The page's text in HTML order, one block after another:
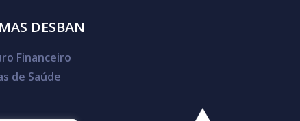
DESBAN
Financeiro
de Saúde